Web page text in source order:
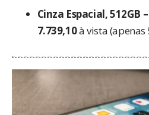
Cinza Espacial, 512GB –
7.739,10à vista(apenas